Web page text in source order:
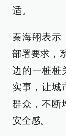
适。
秦海翔表示
部署要求，
边的一桩桩
实事，让城
群众，不断
安全感。